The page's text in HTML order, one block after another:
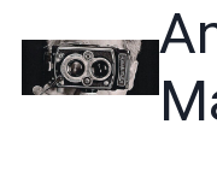
content